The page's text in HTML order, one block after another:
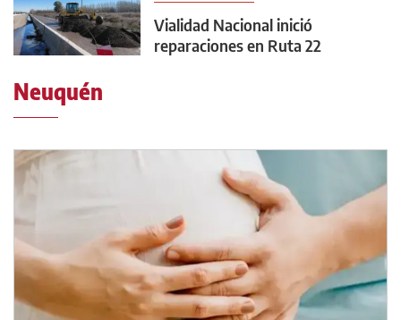
Vialidad Nacional inició
reparaciones en Ruta 22
Neuquén